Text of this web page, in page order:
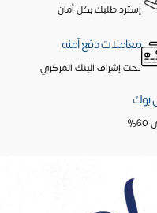
إسترد طلبك بكل أمان
معاملات دفع آمنه
تحت إشراف البنك المركزي
بوك